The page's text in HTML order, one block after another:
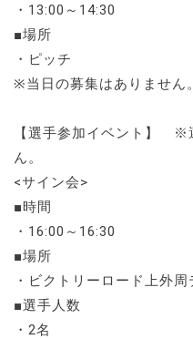
・13:00～14:30
■場所
・ピッチ
※当日の募集はありません。
【選手参加イベント】 ※
ん。
<サイン会>
■時間
・16:00～16:30
■場所
・ビクトリーロード上外周
■選手人数
・2名